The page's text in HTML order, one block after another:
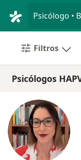
Filtros
Psicólogos